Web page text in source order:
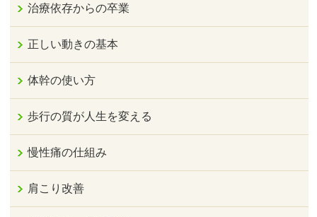
治療依存からの卒業
正しい動きの基本
体幹の使い方
歩行の質が人生を変える
慢性痛の仕組み
肩こり改善